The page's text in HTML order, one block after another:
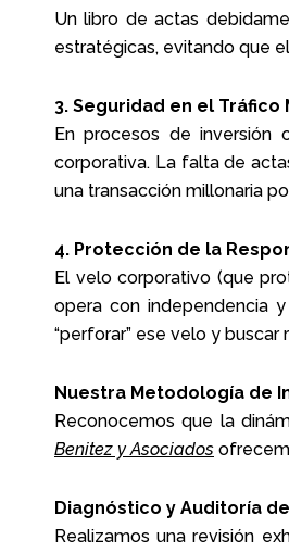
Un libro de actas
estratégicas, evitando que
3. Seguridad en el Tráfico
En procesos de
corporativa. La falta de
una transacción millonaria
4. Protección de la
El velo corporativo (que
opera con independencia
“perforar” ese velo y
Nuestra Metodología de
Reconocemos que la
Benitez y Asociados
Diagnóstico y Auditoría
Realizamos una revisión